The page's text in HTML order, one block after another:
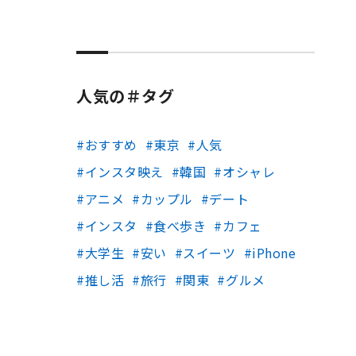
人気の＃タグ
おすすめ 東京
人気
インスタ映え
韓国
オシャレ
アニメ
カップル
デート
インスタ
食べ歩き
カフェ
大学生
安い スイーツ
iPhone
推し活
旅行 関東 グルメ